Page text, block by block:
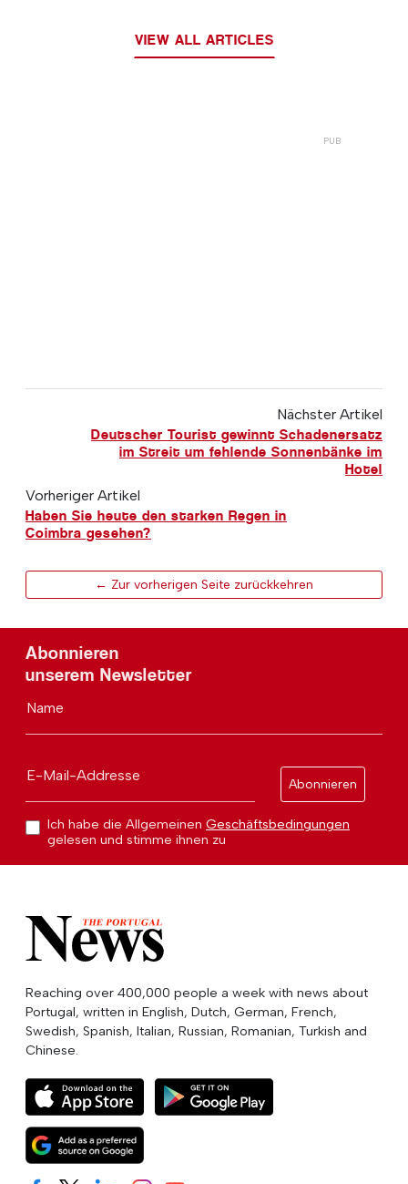
VIEW ALL ARTICLES
Nächster Artikel
Deutscher Tourist gewinnt Schadenersatz
im Streit um fehlende Sonnenbänke im
Hotel
Vorheriger Artikel
Haben Sie heute den starken Regen in
Coimbra gesehen?
← Zur vorherigen Seite zurückkehren
Abonnieren
unserem Newsletter
Name
E-Mail-Addresse
Abonnieren
Ich habe die Allgemeinen Geschäftsbedingungen
gelesen und stimme ihnen zu
Reaching over 400,000 people a week with news about
Portugal, written in English, Dutch, German, French,
Swedish, Spanish, Italian, Russian, Romanian, Turkish and
Chinese.